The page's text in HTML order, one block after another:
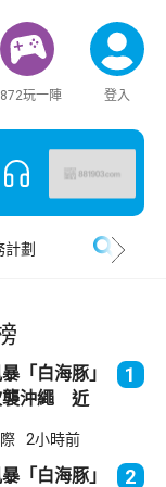
玩一陣 登入
劃
「白海豚」
襲沖繩 近
1
2小時前
「白海豚」 2